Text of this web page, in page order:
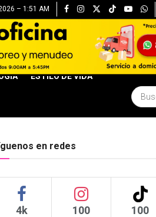
– 1:51 AM
ESTILO DE VIDA
en redes
4k 100 100